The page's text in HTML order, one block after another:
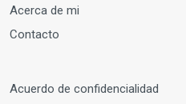
Acerca de mi
Contacto
Acuerdo de confidencialidad